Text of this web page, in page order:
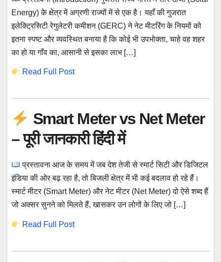
Energy) के क्षेत्र में अग्रणी राज्यों में से एक है। यहाँ की गुजरात
इलेक्ट्रिसिटी रेगुलेटरी कमीशन (GERC) ने नेट मीटरिंग के नियमों को
इतना स्पष्ट और व्यवस्थित बनाया है कि कोई भी उपभोक्ता, चाहे वह शहर
का हो या गाँव का, आसानी से इसका लाभ […]
Read Full Post
Smart Meter vs Net Meter
– पूरी जानकारी हिंदी में
प्रस्तावना आज के समय में जब देश तेजी से स्मार्ट सिटी और डिजिटल
इंडिया की ओर बढ़ रहा है, तो बिजली क्षेत्र में भी कई बदलाव हो रहे हैं।
स्मार्ट मीटर (Smart Meter) और नेट मीटर (Net Meter) दो ऐसे शब्द हैं
जो अक्सर सुनने को मिलते हैं, खासकर उन लोगों के लिए जो […]
Read Full Post